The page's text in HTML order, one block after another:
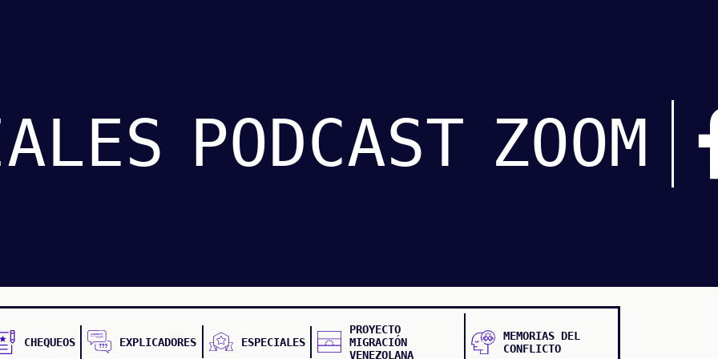
PODCAST ZOOM
CHEQUEOS EXPLICADORES ESPECIALES
PROYECTO
MIGRACIÓN
VENEZOLANA
MEMORIAS DEL
CONFLICTO